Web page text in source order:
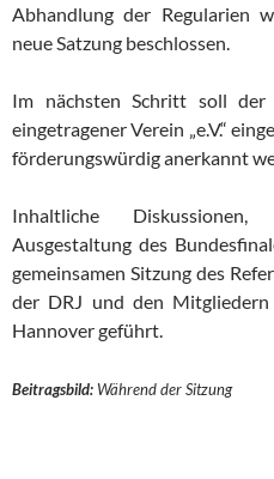
Abhandlung der Regularien
neue Satzung beschlossen.
Im nächsten Schritt soll der
eingetragener Verein „e.V.“
förderungswürdig anerkannt
Inhaltliche
Ausgestaltung des
gemeinsamen Sitzung des
der DRJ und den
Hannover geführt.
Beitragsbild: Während der Sitzung